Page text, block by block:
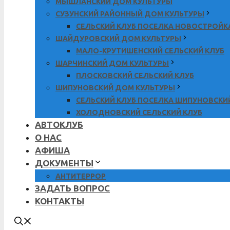
СУЗУНСКИЙ РАЙОННЫЙ ДОМ КУЛЬТУРЫ
СЕЛЬСКИЙ КЛУБ ПОСЕЛКА
ШАЙДУРОВСКИЙ ДОМ КУЛЬТУРЫ
МАЛО-КРУТИШЕНСКИЙ СЕЛЬСКИЙ КЛУБ
ШАРЧИНСКИЙ ДОМ КУЛЬТУРЫ
ПЛОСКОВСКИЙ СЕЛЬСКИЙ КЛУБ
ШИПУНОВСКИЙ ДОМ КУЛЬТУРЫ
СЕЛЬСКИЙ КЛУБ ПОСЕЛКА
ХОЛОДНОВСКИЙ СЕЛЬСКИЙ КЛУБ
АВТОКЛУБ
О НАС
АФИША
ДОКУМЕНТЫ
АНТИТЕРРОР
ЗАДАТЬ ВОПРОС
КОНТАКТЫ